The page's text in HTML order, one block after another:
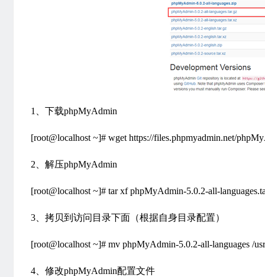
1、下载phpMyAdmin
[root@localhost ~]# wget https://files.phpmyadmin.net/
2、解压phpMyAdmin
[root@localhost ~]# tar xf phpMyAdmin-5.0.2-all-
3、拷贝到访问目录下面（根据自身目录配置）
[root@localhost ~]# mv phpMyAdmin-5.0.2-all-languages /
4、修改phpMyAdmin配置文件